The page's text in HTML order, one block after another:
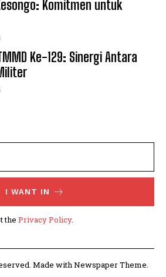
Komitmen untuk
Ke-129: Sinergi Antara
I WANT IN
the Privacy Policy.
Made with Newspaper Theme.